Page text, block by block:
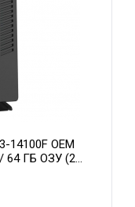
14100F OEM
64 ГБ ОЗУ (2
OC PLUS 8GB